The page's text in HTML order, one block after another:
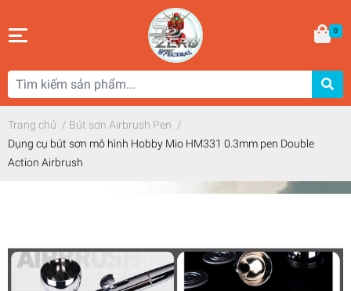
0
Trang chủ / Bút sơn Airbrush Pen /
Dụng cụ bút sơn mô hình Hobby Mio HM331 0.3mm pen Double
Action Airbrush